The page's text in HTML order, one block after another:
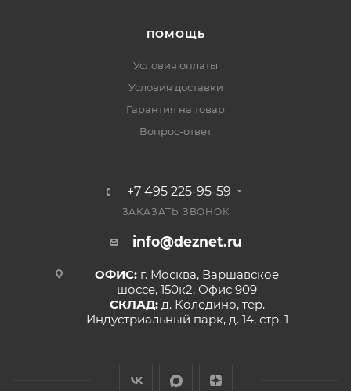
ПОМОЩЬ
Условия оплаты
Условия доставки
Гарантия на товар
Вопрос-ответ
+7 495 225-95-59
ЗАКАЗАТЬ ЗВОНОК
info@deznet.ru
ОФИС: г. Москва, Варшавское
шоссе, 150к2, Офис 909
СКЛАД: д. Коледино, тер.
Индустриальный парк, д. 14, стр. 1